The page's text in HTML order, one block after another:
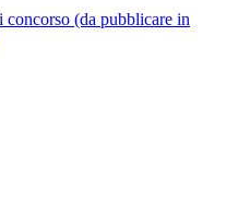
concorso (da pubblicare in